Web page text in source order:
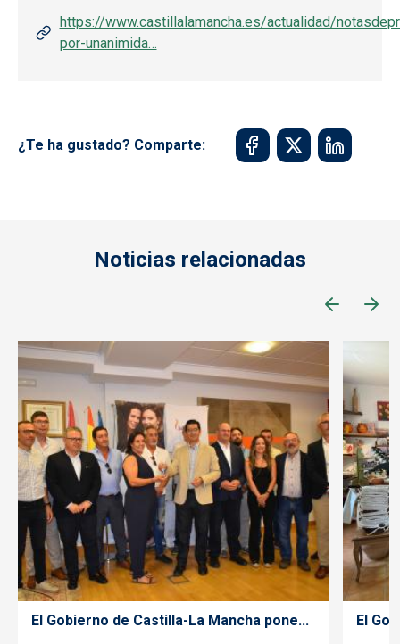
https://www.castillalamancha.es/actualidad/
por-unanimida…
¿Te ha gustado? Comparte:
Noticias relacionadas
El Gobierno de Castilla-La Mancha pone... El